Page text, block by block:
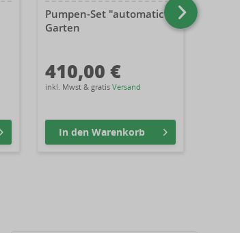
Pumpen-Set "automatic"
Garten
410,00 €
inkl. Mwst & gratis Versand
In den Warenkorb